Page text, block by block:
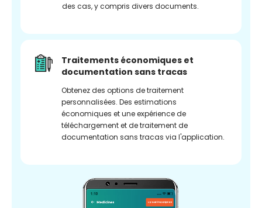
des cas, y compris divers documents.
Traitements économiques et
documentation sans tracas
Obtenez des options de traitement
personnalisées. Des estimations
économiques et une expérience de
téléchargement et de traitement de
documentation sans tracas via l'application.